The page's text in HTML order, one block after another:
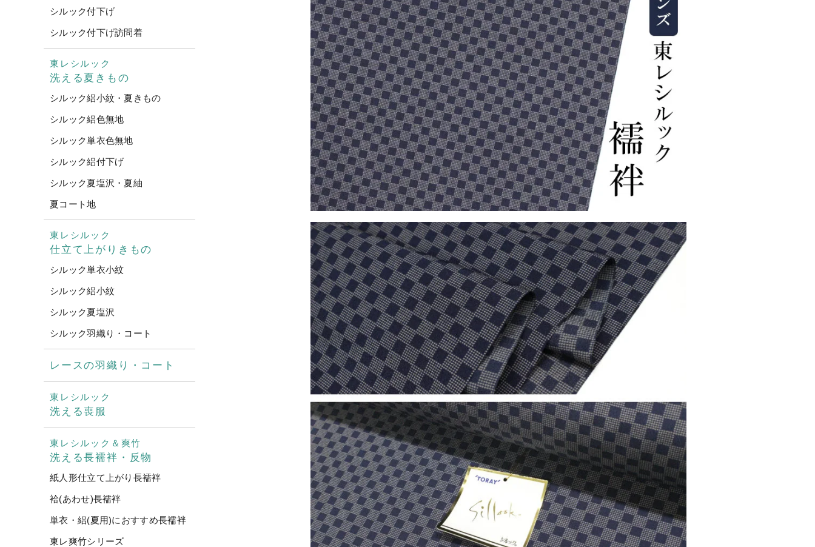
シルック付下げ
シルック付下げ訪問着
東レシルック
洗える夏きもの
シルック絽小紋・夏きもの
シルック絽色無地
シルック単衣色無地
シルック絽付下げ
シルック夏塩沢・夏紬
夏コート地
東レシルック
仕立て上がりきもの
シルック単衣小紋
シルック絽小紋
シルック夏塩沢
シルック羽織り・コート
レースの羽織り・コート
東レシルック
洗える喪服
東レシルック＆爽竹
洗える長襦袢・反物
紙人形仕立て上がり長襦袢
袷(あわせ)長襦袢
単衣・絽(夏用)におすすめ長襦袢
東レ爽竹シリーズ